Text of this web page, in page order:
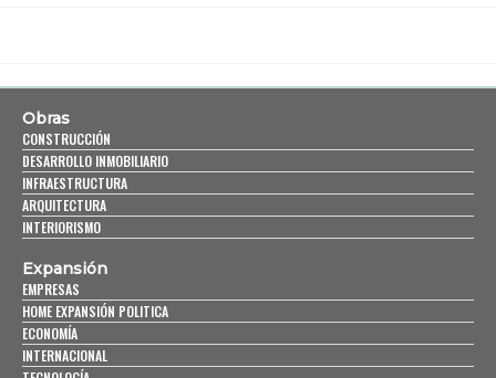
Obras
CONSTRUCCIÓN
DESARROLLO INMOBILIARIO
INFRAESTRUCTURA
ARQUITECTURA
INTERIORISMO
Expansión
EMPRESAS
HOME EXPANSIÓN POLITICA
ECONOMÍA
INTERNACIONAL